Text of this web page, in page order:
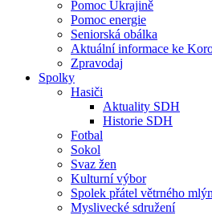
Pomoc Ukrajině
Pomoc energie
Seniorská obálka
Aktuální informace ke
Zpravodaj
Spolky
Hasiči
Aktuality SDH
Historie SDH
Fotbal
Sokol
Svaz žen
Kulturní výbor
Spolek přátel větrného
Myslivecké sdružení